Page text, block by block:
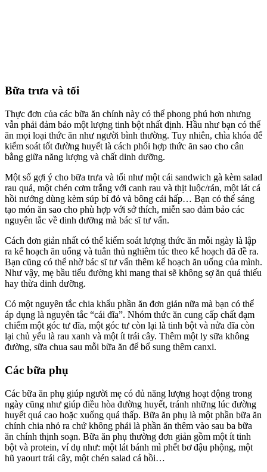
Bữa trưa và tối
Thực đơn của các bữa ăn chính này có thể phong phú hơn nhưng
vẫn phải đảm bảo một lượng tinh bột nhất định. Hầu như bạn có thể
ăn mọi loại thức ăn như người bình thường. Tuy nhiên, chìa khóa để
kiểm soát tốt đường huyết là cách phối hợp thức ăn sao cho cân
bằng giữa năng lượng và chất dinh dưỡng.
Một số gợi ý cho bữa trưa và tối như một cái sandwich gà kèm salad
rau quả, một chén cơm trắng với canh rau và thịt luộc/rán, một lát cá
hồi nướng dùng kèm súp bí đỏ và bông cải hấp… Bạn có thể sáng
tạo món ăn sao cho phù hợp với sở thích, miễn sao đảm bảo các
nguyên tắc về dinh dưỡng mà bác sĩ tư vấn.
Cách đơn giản nhất có thể kiểm soát lượng thức ăn mỗi ngày là lập
ra kế hoạch ăn uống và tuân thủ nghiêm túc theo kế hoạch đã đề ra.
Bạn cũng có thể nhờ bác sĩ tư vấn thêm kế hoạch ăn uống của mình.
Như vậy, mẹ bầu tiểu đường khi mang thai sẽ không sợ ăn quá thiếu
hay thừa dinh dưỡng.
Có một nguyên tắc chia khẩu phần ăn đơn giản nữa mà bạn có thể
áp dụng là nguyên tắc “cái đĩa”. Nhóm thức ăn cung cấp chất đạm
chiếm một góc tư đĩa, một góc tư còn lại là tinh bột và nửa đĩa còn
lại chủ yếu là rau xanh và một ít trái cây. Thêm một ly sữa không
đường, sữa chua sau mỗi bữa ăn để bổ sung thêm canxi.
Các bữa phụ
Các bữa ăn phụ giúp người mẹ có đủ năng lượng hoạt động trong
ngày cũng như giúp điều hòa đường huyết, tránh những lúc đường
huyết quá cao hoặc xuống quá thấp. Bữa ăn phụ là một phần bữa ăn
chính chia nhỏ ra chứ không phải là phần ăn thêm vào sau ba bữa
ăn chính thịnh soạn. Bữa ăn phụ thường đơn giản gồm một ít tinh
bột và protein, ví dụ như: một lát bánh mì phết bơ đậu phộng, một
hũ yaourt trái cây, một chén salad cá hồi…